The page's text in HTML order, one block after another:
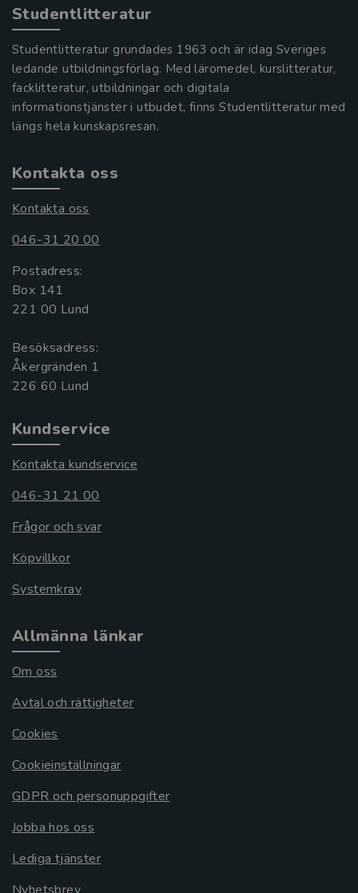
Studentlitteratur
Studentlitteratur grundades 1963 och är idag Sveriges
ledande utbildningsförlag. Med läromedel, kurslitteratur,
facklitteratur, utbildningar och digitala
informationstjänster i utbudet, finns Studentlitteratur med
längs hela kunskapsresan.
Kontakta oss
Kontakta oss
046-31 20 00
Postadress:
Box 141
221 00 Lund
Besöksadress:
Åkergränden 1
Kundservice
Kontakta kundservice
046-31 21 00
Frågor och svar
Köpvillkor
Systemkrav
Allmänna länkar
Om oss
Avtal och rättigheter
Cookies
Cookieinställningar
GDPR och personuppgifter
Jobba hos oss
Lediga tjänster